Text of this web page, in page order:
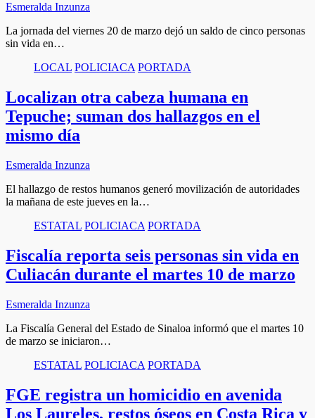
Esmeralda Inzunza
La jornada del viernes 20 de marzo dejó un saldo de cinco personas
sin vida en…
LOCAL POLICIACA PORTADA
Localizan otra cabeza humana en
Tepuche; suman dos hallazgos en el
mismo día
Esmeralda Inzunza
El hallazgo de restos humanos generó movilización de autoridades
la mañana de este jueves en la…
ESTATAL POLICIACA PORTADA
Fiscalía reporta seis personas sin vida en
Culiacán durante el martes 10 de marzo
Esmeralda Inzunza
La Fiscalía General del Estado de Sinaloa informó que el martes 10
de marzo se iniciaron…
ESTATAL POLICIACA PORTADA
FGE registra un homicidio en avenida
Los Laureles, restos óseos en Costa Rica y